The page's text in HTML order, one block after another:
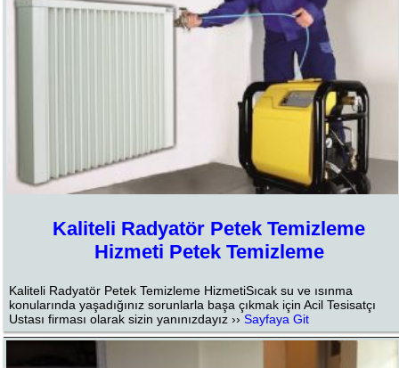
Kaliteli Radyatör Petek Temizleme
Hizmeti Petek Temizleme
Kaliteli Radyatör Petek Temizleme HizmetiSıcak su ve ısınma
konularında yaşadığınız sorunlarla başa çıkmak için Acil Tesisatçı
Ustası firması olarak sizin yanınızdayız ››Sayfaya Git